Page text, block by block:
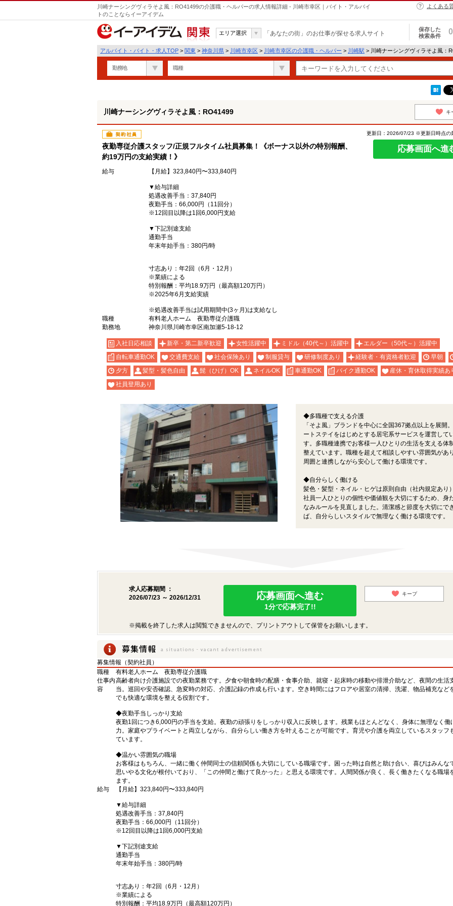
川崎ナーシングヴィラそよ風：RO41499の介護職・ヘルパーの求人情報詳細 - 川崎市幸区｜バイト・アルバイ
トのことならイーアイデム
よくある
関東
エリア選択 「あなたの街」のお仕事が探せる求人サイト
保存した
検索条件
0
アルバイト・バイト・求人TOP > 関東 > 神奈川県 > 川崎市幸区 > 川崎市幸区の介護職・ヘルパー > 川崎駅 > 川崎ナーシングヴィラそよ風：
勤務地 職種
川崎ナーシングヴィラそよ風：RO41499 キ
契約社員
夜勤専従介護スタッフ/正規フルタイム社員募集！《ボーナス以外の特別報酬、
約19万円の支給実績！》
更新日：2026/07/23 ※更新日時点の
応募画面へ進
給与 【月給】323,840円〜333,840円
▼給与詳細
処遇改善手当：37,840円
夜勤手当：66,000円（11回分）
※12回目以降は1回6,000円支給
▼下記別途支給
通勤手当
年末年始手当：380円/時
寸志あり：年2回（6月・12月）
※業績による
特別報酬：平均18.9万円（最高額120万円）
※2025年6月支給実績
※処遇改善手当は試用期間中(3ヶ月)は支給なし
職種
有料老人ホーム 夜勤専従介護職
勤務地
神奈川県川崎市幸区南加瀬5-18-12
入社日応相談 新卒・第二新卒歓迎 女性活躍中 ミドル（40代～）活躍中
エルダー（50代～）活躍中
自転車通勤OK
交通費支給 社会保険あり 制服貸与 研修制度あり 経験者・有資格者歓迎 早朝
夕方
髪型・髪色自由 髭（ひげ）OK ネイルOK 車通勤OK バイク通勤OK
産休・育休取得実績あ
社員登用あり
◆多職種で支える介護
「そよ風」ブランドを中心に全国367拠点以上を展開
ートステイをはじめとする居宅系サービスを運営して
す。多職種連携でお客様一人ひとりの生活を支える体
整えています。職種を超えて相談しやすい雰囲気があり
周囲と連携しながら安心して働ける環境です。
◆自分らしく働ける
髪色・髪型・ネイル・ヒゲは原則自由（社内規定あり）
社員一人ひとりの個性や価値観を大切にするため、身
なみルールを見直しました。清潔感と節度を大切にで
ば、自分らしいスタイルで無理なく働ける環境です。
求人応募期間 ：
2026/07/23 ～ 2026/12/31
応募画面へ進む
1分で応募完了!!
キープ
※掲載を終了した求人は閲覧できませんので、プリントアウトして保管をお願いします。
募集情報（契約社員）
職種
有料老人ホーム 夜勤専従介護職
仕事内
容
高齢者向け介護施設での夜勤業務です。夕食や朝食時の配膳・食事介助、就寝・起床時の移動や排泄介助など、夜間の生活
当。巡回や安否確認、急変時の対応、介護記録の作成も行います。空き時間にはフロアや居室の清掃、洗濯、物品補充など
でも快適な環境を整える役割です。
◆夜勤手当しっかり支給
夜勤1回につき6,000円の手当を支給。夜勤の頑張りをしっかり収入に反映します。残業もほとんどなく、身体に無理なく働
力。家庭やプライベートと両立しながら、自分らしい働き方を叶えることが可能です。育児や介護を両立しているスタッフ
ています。
◆温かい雰囲気の職場
お客様はもちろん、一緒に働く仲間同士の信頼関係も大切にしている職場です。困った時は自然と助け合い、喜びはみんな
思いやる文化が根付いており、「この仲間と働けて良かった」と思える環境です。人間関係が良く、長く働きたくなる職場
ます。
給与
【月給】323,840円〜333,840円
▼給与詳細
処遇改善手当：37,840円
夜勤手当：66,000円（11回分）
※12回目以降は1回6,000円支給
▼下記別途支給
通勤手当
年末年始手当：380円/時
寸志あり：年2回（6月・12月）
※業績による
特別報酬：平均18.9万円（最高額120万円）